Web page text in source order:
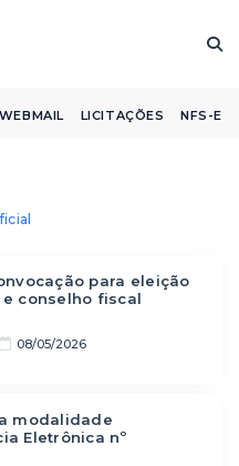
WEBMAIL LICITAÇÕES NFS-E
08/05/2026
para eleição
conselho fiscal
modalidade
Eletrônica nº